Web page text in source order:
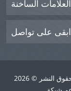
العلامات الساخنة
ابقى على تواصل
حقوق النشر © 2026 Guangzhou Rosin Packaging Co., Ltd كل